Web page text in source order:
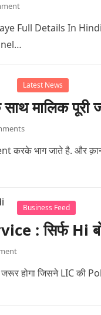
Full Details In Hindi
Latest News
मालिक पूरी
करके भाग जाते है. और
Business Feed
: सिर्फ Hi
होगा जिसने LIC की